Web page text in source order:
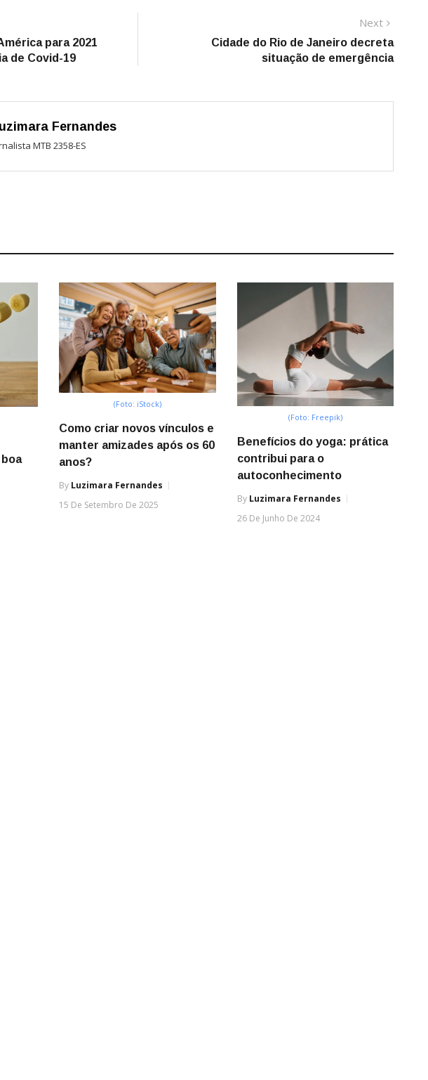
para 2021
de Covid-19
Next
post:
Cidade do Rio de Janeiro decreta
situação de emergência
Fernandes
MTB 2358-ES
(Foto: iStock)
Como criar novos vínculos e
manter amizades após os 60
anos?
By Luzimara Fernandes
15 De Setembro De 2025
(Foto: Freepik)
Benefícios do yoga: prática
contribui para o
autoconhecimento
By Luzimara Fernandes
26 De Junho De 2024